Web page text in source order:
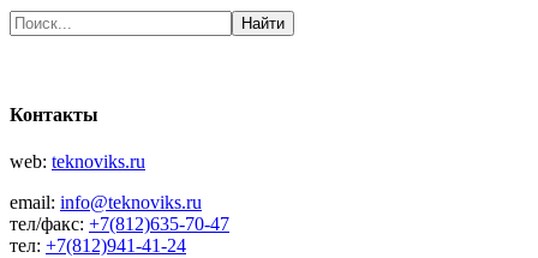
Контакты
web: teknoviks.ru
email: info@teknoviks.ru
тел/факс: +7(812)635-70-47
тел: +7(812)941-41-24